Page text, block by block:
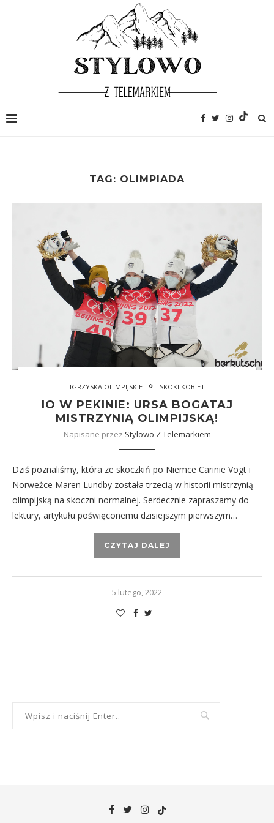
TAG: OLIMPIADA
IGRZYSKA OLIMPIJSKIE SKOKI KOBIET
IO W PEKINIE: URSA BOGATAJ
MISTRZYNIĄ OLIMPIJSKĄ!
Napisane przez Stylowo Z Telemarkiem
Dziś poznaliśmy, która ze skoczkiń po Niemce Carinie Vogt i
Norweżce Maren Lundby została trzecią w historii mistrzynią
olimpijską na skoczni normalnej. Serdecznie zapraszamy do
lektury, artykułu poświęconemu dzisiejszym pierwszym…
CZYTAJ DALEJ
5 lutego, 2022